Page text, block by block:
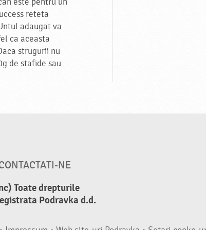
este pentru un
reteta
adaugat va
ca aceasta
strugurii nu
de stafide sau
NE
Toate drepturile
Podravka d.d.